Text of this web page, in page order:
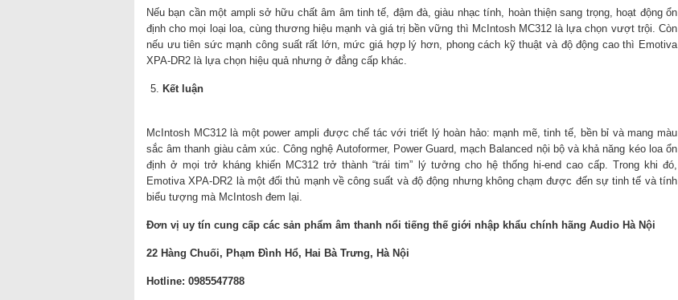
Nếu bạn cần một ampli sở hữu chất âm âm tinh tế, đậm đà, giàu nhạc tính, hoàn thiện sang trọng, hoạt động ổn
định cho mọi loại loa, cùng thương hiệu mạnh và giá trị bền vững thì McIntosh MC312 là lựa chọn vượt trội. Còn
nếu ưu tiên sức mạnh công suất rất lớn, mức giá hợp lý hơn, phong cách kỹ thuật và độ động cao thì Emotiva
XPA-DR2 là lựa chọn hiệu quả nhưng ở đẳng cấp khác.
Kết luận
McIntosh MC312 là một power ampli được chế tác với triết lý hoàn hảo: mạnh mẽ, tinh tế, bền bỉ và mang màu
sắc âm thanh giàu cảm xúc. Công nghệ Autoformer, Power Guard, mạch Balanced nội bộ và khả năng kéo loa ổn
định ở mọi trở kháng khiến MC312 trở thành “trái tim” lý tưởng cho hệ thống hi-end cao cấp. Trong khi đó,
Emotiva XPA-DR2 là một đối thủ mạnh về công suất và độ động nhưng không chạm được đến sự tinh tế và tính
biểu tượng mà McIntosh đem lại.
Đơn vị uy tín cung cấp các sản phẩm âm thanh nổi tiếng thế giới nhập khẩu chính hãng Audio Hà Nội
22 Hàng Chuối, Phạm Đình Hổ, Hai Bà Trưng, Hà Nội
Hotline: 0985547788